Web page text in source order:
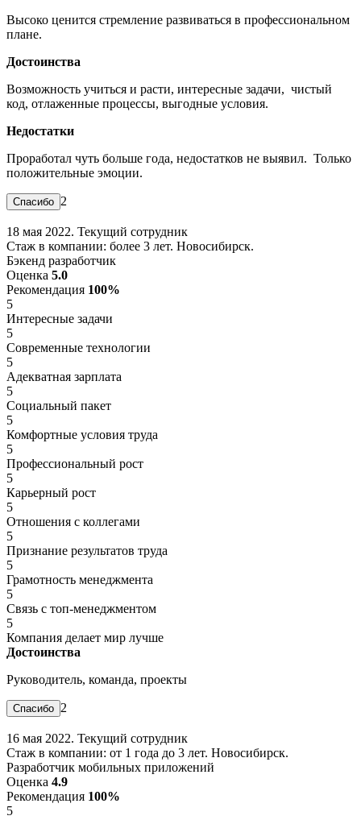
Высоко ценится стремление развиваться в профессиональном
плане.
Достоинства
Возможность учиться и расти, интересные задачи, чистый
код, отлаженные процессы, выгодные условия.
Недостатки
Проработал чуть больше года, недостатков не выявил. Только
положительные эмоции.
2
18 мая 2022. Текущий сотрудник
Стаж в компании: более 3 лет. Новосибирск.
Бэкенд разработчик
Оценка 5.0
Рекомендация 100%
5
Интересные задачи
5
Современные технологии
5
Адекватная зарплата
5
Социальный пакет
5
Комфортные условия труда
5
Профессиональный рост
5
Карьерный рост
5
Отношения с коллегами
5
Признание результатов труда
5
Грамотность менеджмента
5
Связь с топ-менеджментом
5
Компания делает мир лучше
Достоинства
Руководитель, команда, проекты
2
16 мая 2022. Текущий сотрудник
Стаж в компании: от 1 года до 3 лет. Новосибирск.
Разработчик мобильных приложений
Оценка 4.9
Рекомендация 100%
5